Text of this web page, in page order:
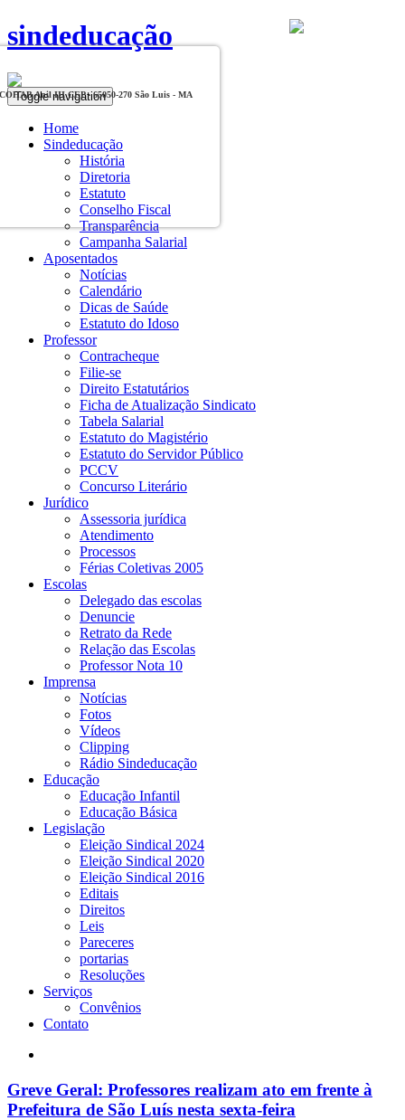
sindeducação
Toggle navigation
Home
Sindeducação
História
Diretoria
Estatuto
Conselho Fiscal
Transparência
Campanha Salarial
Aposentados
Notícias
Calendário
Dicas de Saúde
Estatuto do Idoso
Professor
Contracheque
Filie-se
Direito Estatutários
Ficha de Atualização Sindicato
Tabela Salarial
Estatuto do Magistério
Estatuto do Servidor Público
PCCV
Concurso Literário
Jurídico
Assessoria jurídica
Atendimento
Processos
Férias Coletivas 2005
Escolas
Delegado das escolas
Denuncie
Retrato da Rede
Relação das Escolas
Professor Nota 10
Imprensa
Notícias
Fotos
Vídeos
Clipping
Rádio Sindeducação
Educação
Educação Infantil
Educação Básica
Legislação
Eleição Sindical 2024
Eleição Sindical 2020
Eleição Sindical 2016
Editais
Direitos
Leis
Pareceres
portarias
Resoluções
Serviços
Convênios
Contato
Greve Geral: Professores realizam ato em frente à
Prefeitura de São Luís nesta sexta-feira
COHAB Anil III CEP - 65050-270 São Luis - MA